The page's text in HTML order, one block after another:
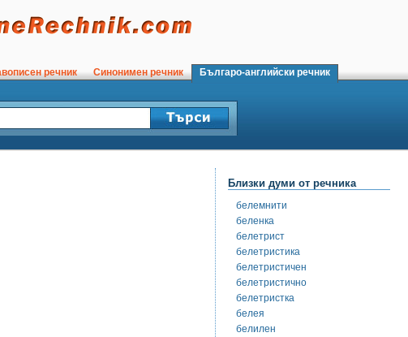
речник Синонимен речник Българо-английски речник
Близки думи от речника
белемнити
беленка
белетрист
белетристика
белетристичен
белетристично
белетристка
белея
белилен